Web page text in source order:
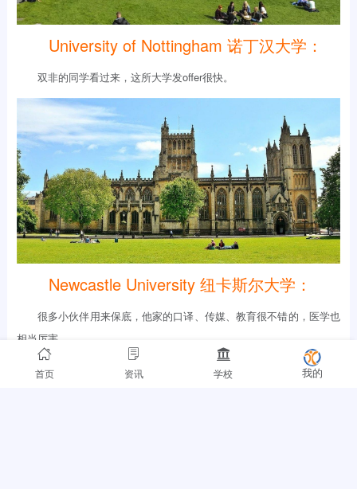
University of Nottingham 诺丁汉大学：
双非的同学看过来，这所大学发offer很快。
Newcastle University 纽卡斯尔大学：
很多小伙伴用来保底，他家的口译、传媒、教育很不错的，医学也
相当厉害。
首页 资讯 学校 我的